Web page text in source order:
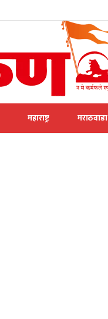
महाराष्ट्र मराठवाडा